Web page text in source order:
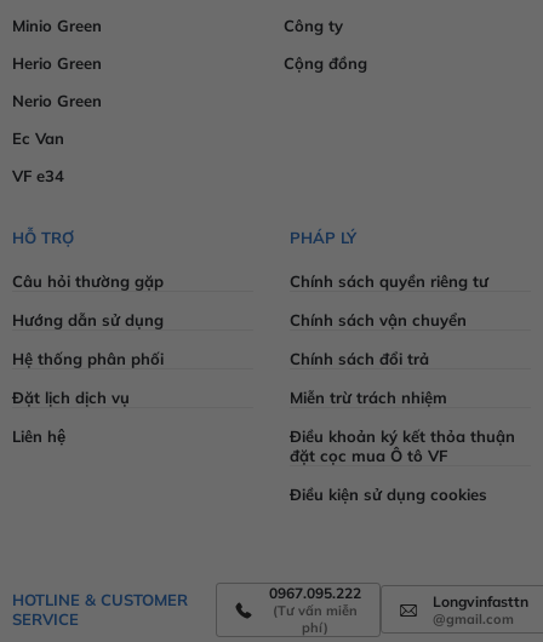
Minio Green
Herio Green
Nerio Green
Ec Van
VF e34
Công ty
Cộng đồng
HỖ TRỢ
Câu hỏi thường gặp
Hướng dẫn sử dụng
Hệ thống phân phối
Đặt lịch dịch vụ
Liên hệ
PHÁP LÝ
Chính sách quyền riêng tư
Chính sách vận chuyển
Chính sách đổi trả
Miễn trừ trách nhiệm
Điều khoản ký kết thỏa thuận
đặt cọc mua Ô tô VF
Điều kiện sử dụng cookies
HOTLINE & CUSTOMER
SERVICE
0967.095.222
(Tư vấn miễn
phí)
Longvinfasttn
@gmail.com